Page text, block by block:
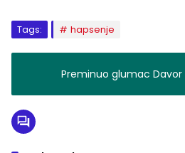
Tags: hapsenje
Preminuo glumac Davor